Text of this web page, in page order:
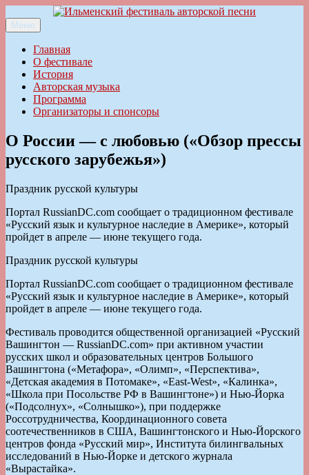
к
содержимому
Ильменский фестиваль авторской песни
Меню
Главная
О фестивале
История
Авторская музыка
Программа
Организаторы и спонсоры
О России — с любовью («Обзор прессы
русского зарубежья»)
Праздник русской культуры
Портал RussianDC.com сообщает о традиционном фестивале
«Русский язык и культурное наследие в Америке», который
пройдет в апреле — июне текущего года.
Праздник русской культуры
Портал RussianDC.com сообщает о традиционном фестивале
«Русский язык и культурное наследие в Америке», который
пройдет в апреле — июне текущего года.
Фестиваль проводится общественной организацией «Русский
Вашингтон — RussianDC.com» при активном участии
русских школ и образовательных центров Большого
Вашингтона («Метафора», «Олимп», «Перспектива»,
«Детская академия в Потомаке», «East-West», «Калинка»,
«Школа при Посольстве РФ в Вашингтоне») и Нью-Йорка
(«Подсолнух», «Солнышко»), при поддержке
Россотрудничества, Координационного совета
соотечественников в США, Вашингтонского и Нью-Йорского
центров фонда «Русский мир», Института билингвальных
исследований в Нью-Йорке и детского журнала
«Вырастайка».